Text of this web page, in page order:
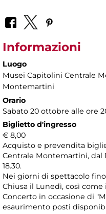
Informazioni
Luogo
Musei Capitolini Centrale
Montemartini
Orario
Sabato 20 ottobre alle ore
Biglietto d'ingresso
€ 8,00
Acquisto e prevendita
Centrale Montemartini, dal
18.30.
Nei giorni di spettacolo fino
Chiusa il Lunedì, così come
Concerto in occasione di
esaurimento posti